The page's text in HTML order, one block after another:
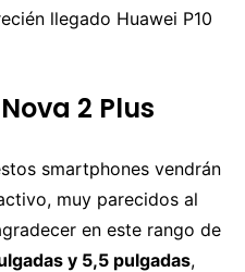
llegado Huawei P10
2 Plus
smartphones vendrán
muy parecidos al
en este rango de
y 5,5 pulgadas,